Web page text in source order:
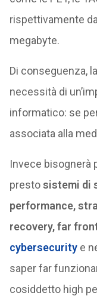
rispettivamente
megabyte.
Di conseguenza,
necessità di
informatico: se
associata alla
Invece bisognerà
prestosistemi di
performance,
recovery, far
cybersecuritye
saper far
cosiddetto high